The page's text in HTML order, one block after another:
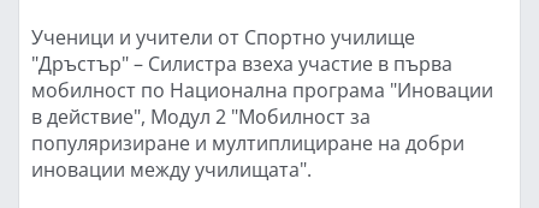
Ученици и учители от Спортно училище
"Дръстър" – Силистра взеха участие в първа
мобилност по Национална програма "Иновации
в действие", Модул 2 "Мобилност за
популяризиране и мултиплициране на добри
иновации между училищата".